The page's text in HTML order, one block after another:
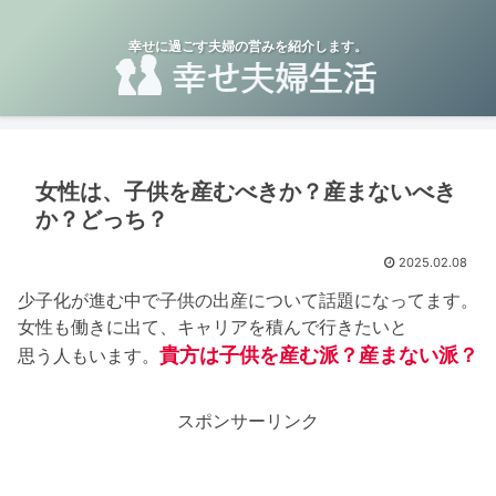
幸せに過ごす夫婦の営みを紹介します。
女性は、子供を産むべきか？産まないべき
か？どっち？
2025.02.08
少子化が進む中で子供の出産について話題になってます。
女性も働きに出て、キャリアを積んで行きたいと
思う人もいます。 貴方は子供を産む派？産まない派？
スポンサーリンク